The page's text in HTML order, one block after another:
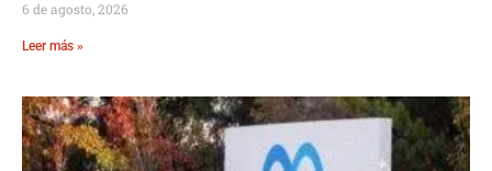
6 de agosto, 2026
Leer más »